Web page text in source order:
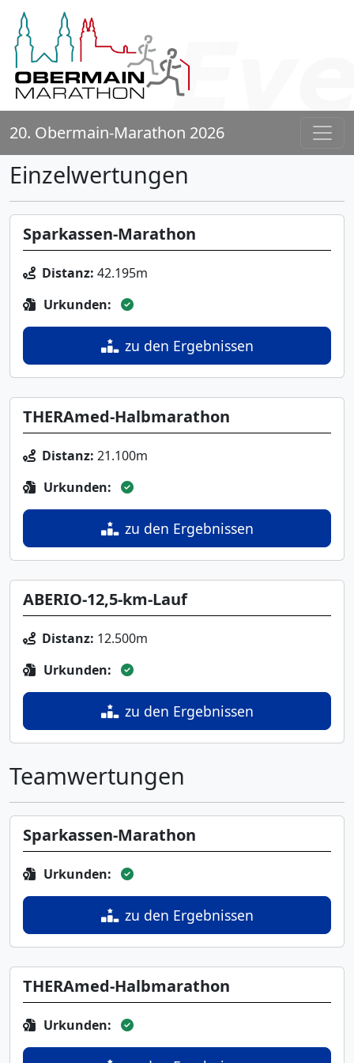
20. Obermain-Marathon 2026
Einzelwertungen
Sparkassen-Marathon
Distanz: 42.195m
Urkunden:
zu den Ergebnissen
THERAmed-Halbmarathon
Distanz: 21.100m
Urkunden:
zu den Ergebnissen
ABERIO-12,5-km-Lauf
Distanz: 12.500m
Urkunden:
zu den Ergebnissen
Teamwertungen
Sparkassen-Marathon
Urkunden:
zu den Ergebnissen
THERAmed-Halbmarathon
Urkunden: